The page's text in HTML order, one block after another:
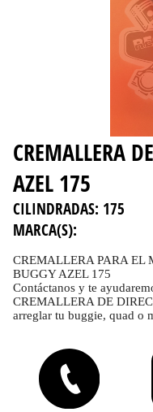
CREMALLERA
AZEL 175
CILINDRADAS: 175
MARCA(S):
CREMALLERA PARA EL
BUGGY AZEL 175
Contáctanos y te
CREMALLERA DE
arreglar tu buggie, quad o